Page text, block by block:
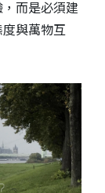
而是必須建
與萬物互